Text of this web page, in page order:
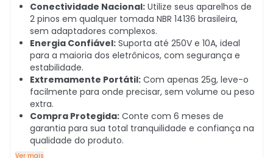
Conectividade Nacional: Utilize seus aparelhos de
2 pinos em qualquer tomada NBR 14136 brasileira,
sem adaptadores complexos.
Energia Confiável: Suporta até 250V e 10A, ideal
para a maioria dos eletrônicos, com segurança e
estabilidade.
Extremamente Portátil: Com apenas 25g, leve-o
facilmente para onde precisar, sem volume ou peso
extra.
Compra Protegida: Conte com 6 meses de
garantia para sua total tranquilidade e confiança na
qualidade do produto.
Ver mais